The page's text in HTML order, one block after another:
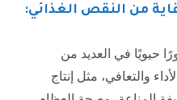
من النقص الغذائي:
حيويًا في العديد من
والتعافي، مثل إنتاج